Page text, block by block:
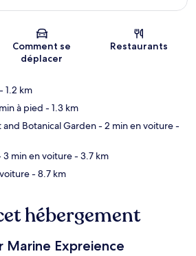
Carte
Comment se
déplacer
Restaurants
- 1.2 km
à pied - 1.3 km
and Botanical Garden- 2 min en voiture-
3 min en voiture- 3.7 km
- 8.7 km
hébergement
Marine Expreience